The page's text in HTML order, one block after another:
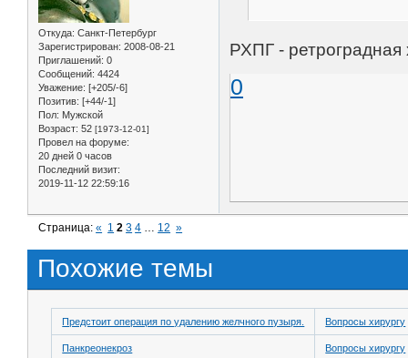
Откуда: Санкт-Петербург
Зарегистрирован: 2008-08-21
Приглашений: 0
Сообщений: 4424
Уважение: [+205/-6]
Позитив: [+44/-1]
Пол: Мужской
Возраст: 52 [1973-12-01]
Провел на форуме:
20 дней 0 часов
Последний визит:
2019-11-12 22:59:16
РХПГ - ретроградная
0
Страница:« 1 2 3 4 12 »
Похожие темы
Предстоит операция по удалению желчного пузыря. Вопросы хирургу
Панкреонекроз Вопросы хирургу